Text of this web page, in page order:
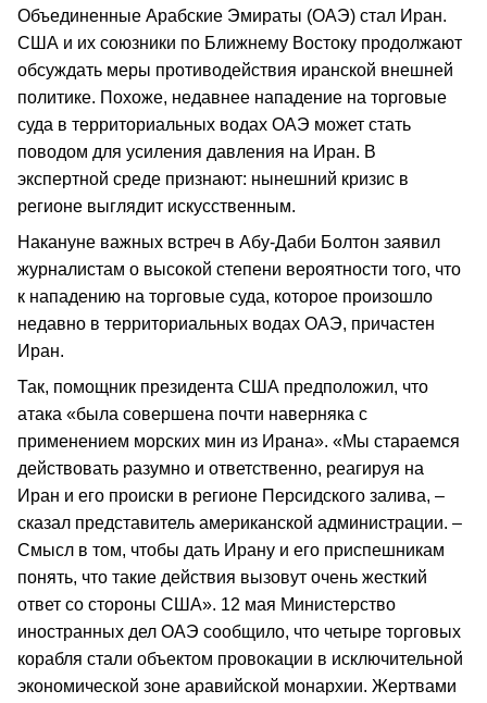
Объединенные Арабские Эмираты (ОАЭ) стал Иран.
США и их союзники по Ближнему Востоку продолжают
обсуждать меры противодействия иранской внешней
политике. Похоже, недавнее нападение на торговые
суда в территориальных водах ОАЭ может стать
поводом для усиления давления на Иран. В
экспертной среде признают: нынешний кризис в
регионе выглядит искусственным.
Накануне важных встреч в Абу-Даби Болтон заявил
журналистам о высокой степени вероятности того, что
к нападению на торговые суда, которое произошло
недавно в территориальных водах ОАЭ, причастен
Иран.
Так, помощник президента США предположил, что
атака «была совершена почти наверняка с
применением морских мин из Ирана». «Мы стараемся
действовать разумно и ответственно, реагируя на
Иран и его происки в регионе Персидского залива, –
сказал представитель американской администрации. –
Смысл в том, чтобы дать Ирану и его приспешникам
понять, что такие действия вызовут очень жесткий
ответ со стороны США». 12 мая Министерство
иностранных дел ОАЭ сообщило, что четыре торговых
корабля стали объектом провокации в исключительной
экономической зоне аравийской монархии. Жертвами